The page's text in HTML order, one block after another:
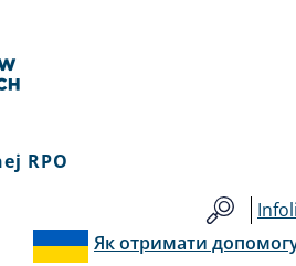
RPO
Як отримати